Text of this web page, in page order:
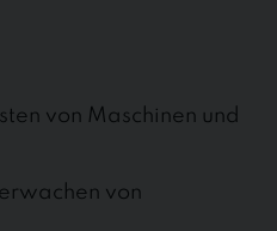
von Maschinen und
von